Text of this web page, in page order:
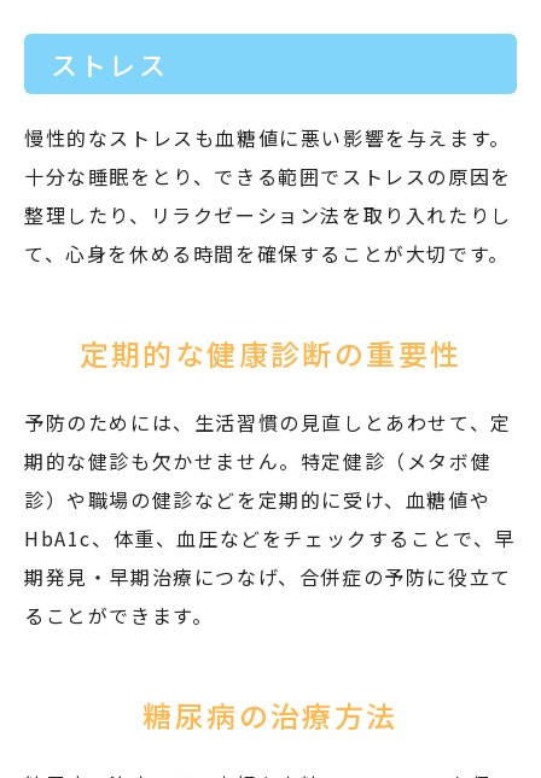
ストレス
慢性的なストレスも血糖値に悪い影響を与えます。
十分な睡眠をとり、できる範囲でストレスの原因を
整理したり、リラクゼーション法を取り入れたりし
て、心身を休める時間を確保することが大切です。
定期的な健康診断の重要性
予防のためには、生活習慣の見直しとあわせて、定
期的な健診も欠かせません。特定健診（メタボ健
診）や職場の健診などを定期的に受け、血糖値や
HbA1c、体重、血圧などをチェックすることで、早
期発見・早期治療につなげ、合併症の予防に役立て
ることができます。
糖尿病の治療方法